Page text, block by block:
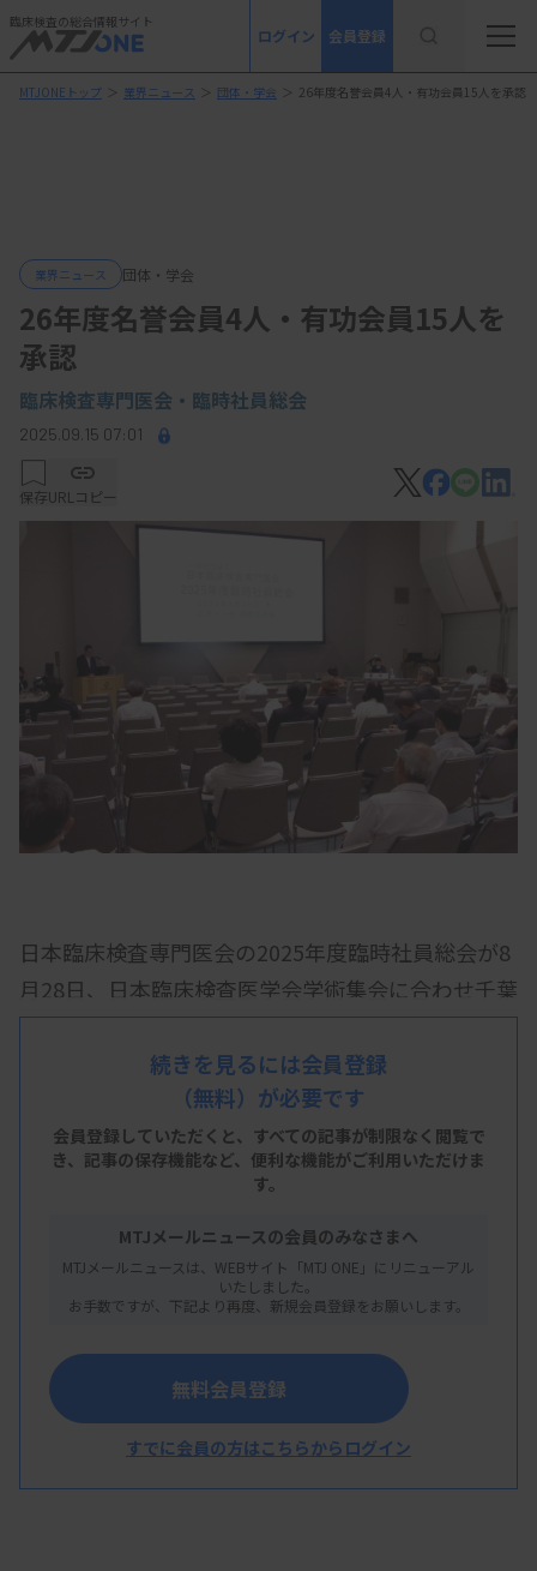
臨床検査の総合情報サイト
ログイン 会員登録
MTJONEトップ ＞ 業界ニュース ＞ 団体・学会 ＞ 26年度名誉会員4人・有功会員15人を承認
業界ニュース 団体・学会
26年度名誉会員4人・有功会員15人を
承認
臨床検査専門医会・臨時社員総会
2025.09.15 07:01
保存URLコピー
日本臨床検査専門医会の2025年度臨時社員総会が8
月28日、日本臨床検査医学会学術集会に合わせ千葉
市の幕張メッセで開かれ、2026年度の名誉会員・
有功会員を承認した。
名誉会員は▽佐藤尚武▽藤田直久▽本田孝行▽松永
彰―の4人。有功会員は▽新井栄一▽池田和真▽石
井潤一▽小方則夫▽佐藤隆夫▽下釜達朗▽中谷中▽
野間喜彦▽羽渕義純▽樋口佳代子▽山上啓太郎▽山
鳥一郎▽山根徹▽山根哲彦▽龍野國弘―の15人。
（いずれも敬称略）
続きを見るには会員登録
（無料）が必要です
会員登録していただくと、すべての記事が制限なく閲覧で
き、 記事の保存機能など、便利な機能がご利用いただけま
す。
MTJメールニュースの会員のみなさまへ
MTJメールニュースは、WEBサイト「MTJ ONE」にリニューアル
いたしました。
お手数ですが、下記より再度、新規会員登録をお願いします。
無料会員登録
すでに会員の方はこちらからログイン